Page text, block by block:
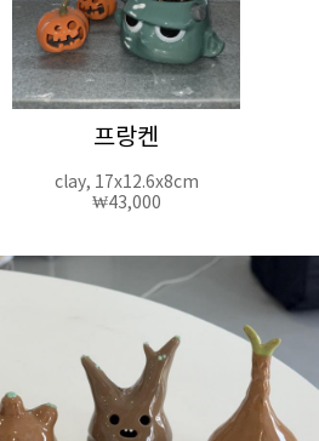
프랑켄
clay, 17x12.6x8cm
₩43,000